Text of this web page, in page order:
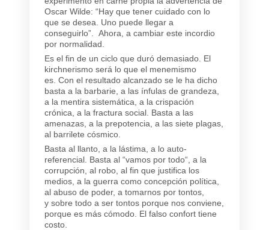
Oscar Wilde: “Hay que tener cuidado con lo
que se desea. Uno puede llegar a
conseguirlo”. Ahora, a cambiar este incordio
por normalidad.
Es el fin de un ciclo que duró demasiado. El
kirchnerismo será lo que el menemismo
es. Con el resultado alcanzado se le ha dicho
basta a la barbarie, a las ínfulas de grandeza,
a la mentira sistemática, a la crispación
crónica, a la fractura social. Basta a las
amenazas, a la prepotencia, a las siete plagas,
al barrilete cósmico.
Basta al llanto, a la lástima, a lo auto-
referencial. Basta al “vamos por todo“ , a la
corrupción, al robo, al fin que justifica los
medios, a la guerra como concepción política,
al abuso de poder, a tomarnos por tontos,
y sobre todo a ser tontos porque nos conviene,
porque es más cómodo. El falso confort tiene
costo.